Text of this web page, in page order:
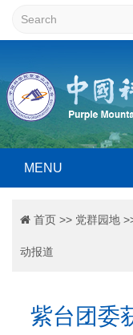
MENU
首页 >> 党群园地
动报道
紫台团委